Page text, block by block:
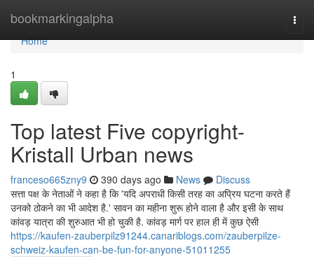
bookmarkingalpha
Home
Home
1
Top latest Five copyright-
Kristall Urban news
franceso665zny9 390 days ago News
Discuss
सत्ता पक्ष के नेताओं ने कहा है कि 'यदि अपराधी किसी तरह का अप्रिय घटना करते हैं
उनको ठोकने का भी आदेश है.' सावन का महीना शुरू होने वाला है और इसी के साथ
कांवड़ यात्रा की शुरुआत भी हो चुकी है. कांवड़ मार्ग पर हाल ही में कुछ ऐसी
https://kaufen-zauberpilz91244.canariblogs.com/zauberpilze-
schweiz-kaufen-can-be-fun-for-anyone-51011255